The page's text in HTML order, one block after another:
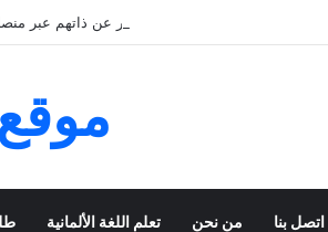
كيف يمكن للشباب الخليجي التعبير عن ذاتهم عبر
تعلم اللغة الألمانية من نحن اتصل بنا